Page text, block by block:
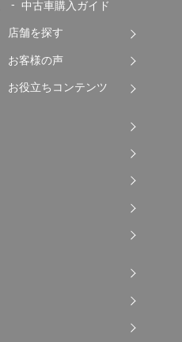
中古車購入ガイド
店舗を探す
お客様の声
お役立ちコンテンツ